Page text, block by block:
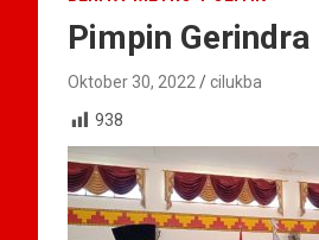
Pimpin
Oktober 30, 2022
cilukba
938